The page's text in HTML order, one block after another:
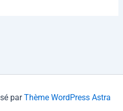
parThème WordPress Astra